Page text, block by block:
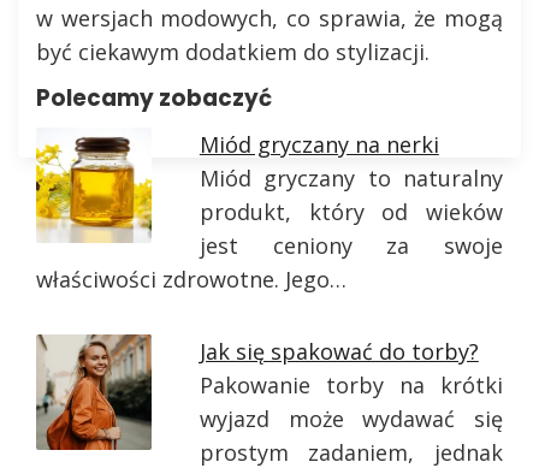
w wersjach modowych, co sprawia, że mogą
być ciekawym dodatkiem do stylizacji.
Polecamy zobaczyć
Miód gryczany na nerki
Miód gryczany to naturalny
produkt, który od wieków
jest ceniony za swoje
właściwości zdrowotne. Jego…
Jak się spakować do torby?
Pakowanie torby na krótki
wyjazd może wydawać się
prostym zadaniem, jednak